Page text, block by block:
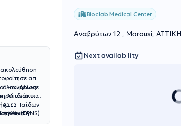
από
ολοκλήρωσε
- Μπενάκειο
και μέλος
ιδιωτικό
ΙΑΣΩ Παίδων
Κλινική.(EPNS).
Bioclab Medical Center
Αναβρύτων 12 , Marousi, ΑΤΤΙΚΗ
Next availability